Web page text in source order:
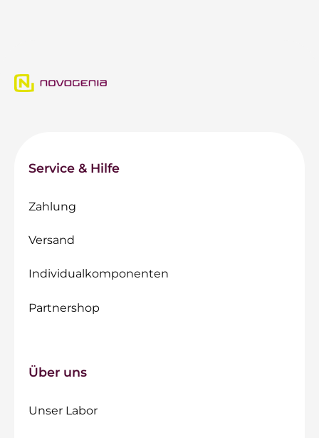
Service & Hilfe
Zahlung
Versand
Individualkomponenten
Partnershop
Über uns
Unser Labor